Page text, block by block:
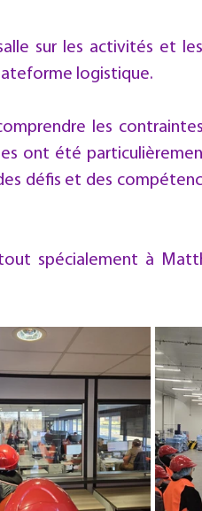
sur les activités et
logistique.
les
ont été
défis et des
spécialement à